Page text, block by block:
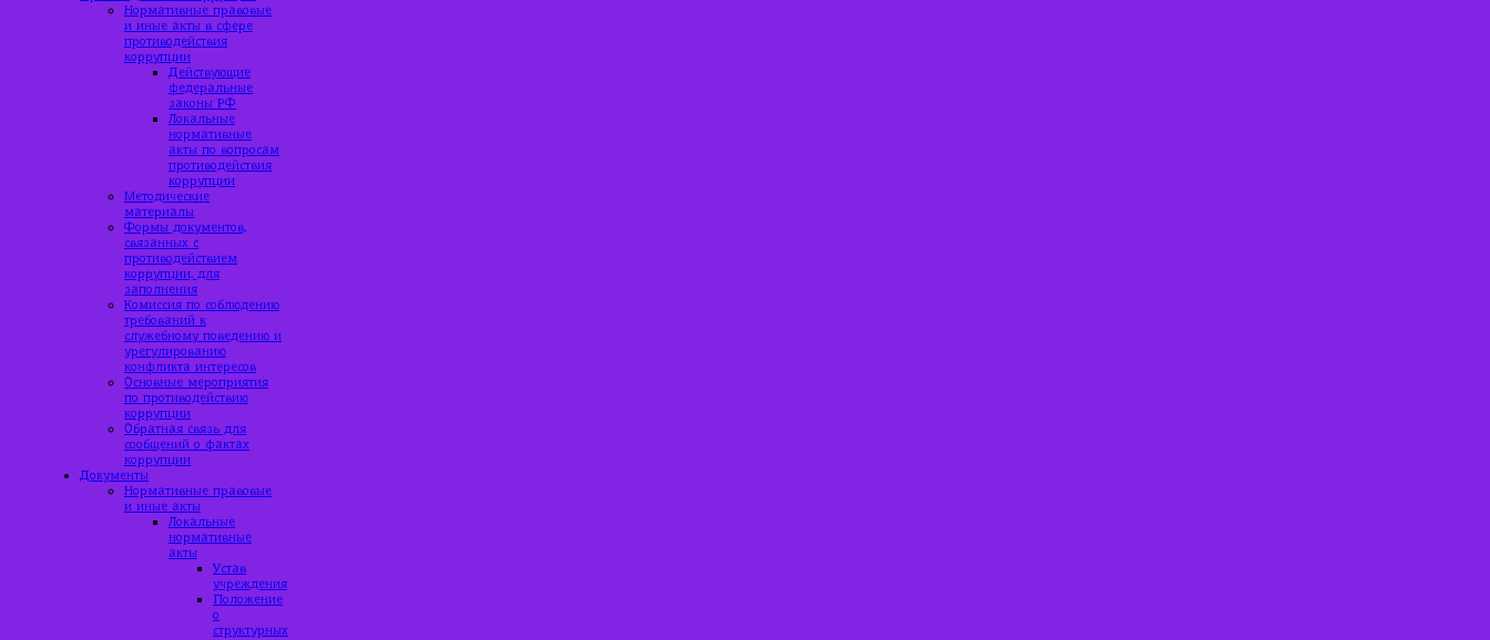
Нормативные правовые
и иные акты в сфере
противодействия
коррупции
Действующие
федеральные
законы РФ
Локальные
нормативные
акты по вопросам
противодействия
коррупции
Методические
материалы
Формы документов,
связанных с
противодействием
коррупции, для
заполнения
Комиссия по соблюдению
требований к
служебному поведению и
урегулированию
конфликта интересов
Основные мероприятия
по противодействию
коррупции
Обратная связь для
сообщений о фактах
коррупции
Документы
Нормативные правовые
и иные акты
Локальные
нормативные
акты
Устав
учреждения
Положение
о
структурных